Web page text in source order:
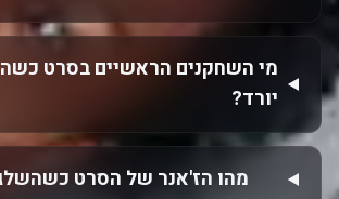
מי השחקנים הראשיים בסרט
יורד?
מהו הז'אנר של הסרט